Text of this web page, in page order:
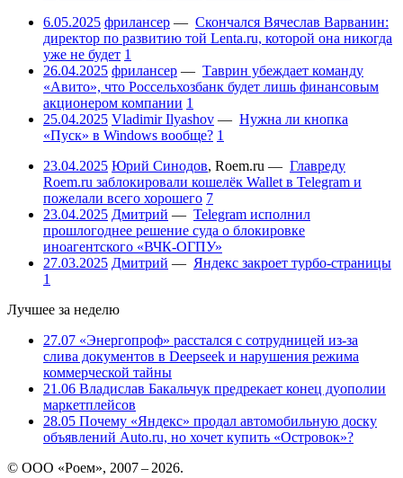
6.05.2025 фрилансер — Скончался Вячеслав Варванин:
директор по развитию той Lenta.ru, которой она никогда
уже не будет 1
26.04.2025 фрилансер — Таврин убеждает команду
«Авито», что Россельхозбанк будет лишь финансовым
акционером компании 1
25.04.2025 Vladimir Ilyashov — Нужна ли кнопка
«Пуск» в Windows вообще? 1
23.04.2025 Юрий Синодов, Roem.ru — Главреду
Roem.ru заблокировали кошелёк Wallet в Telegram и
пожелали всего хорошего 7
23.04.2025 Дмитрий — Telegram исполнил
прошлогоднее решение суда о блокировке
иноагентского «ВЧК-ОГПУ»
27.03.2025 Дмитрий — Яндекс закроет турбо-страницы
1
Лучшее за неделю
27.07 «Энергопроф» расстался с сотрудницей из-за
слива документов в Deepseek и нарушения режима
коммерческой тайны
21.06 Владислав Бакальчук предрекает конец дуополии
маркетплейсов
28.05 Почему «Яндекс» продал автомобильную доску
объявлений Auto.ru, но хочет купить «Островок»?
© ООО «Роем», 2007 – 2026.